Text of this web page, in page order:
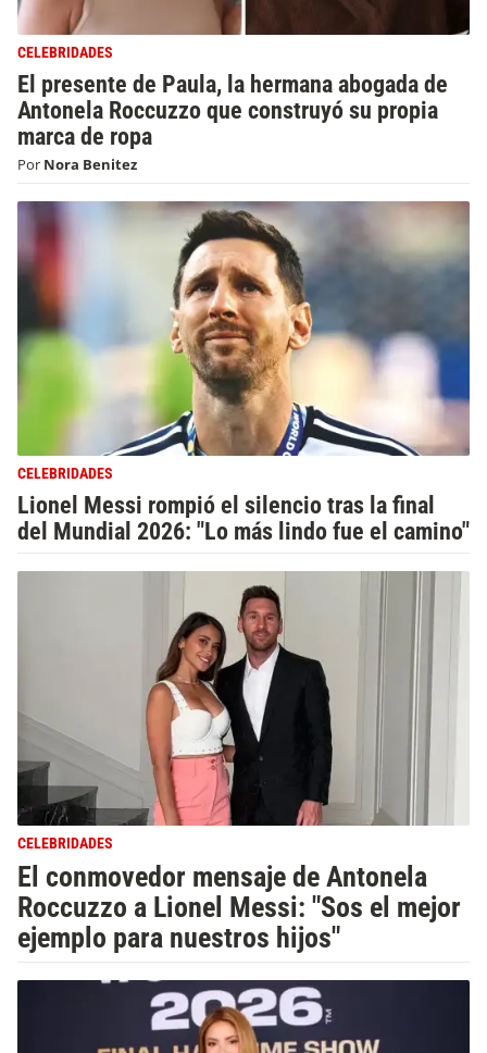
CELEBRIDADES
El presente de Paula, la hermana abogada de
Antonela Roccuzzo que construyó su propia
marca de ropa
Por Nora Benitez
CELEBRIDADES
Lionel Messi rompió el silencio tras la final
del Mundial 2026: "Lo más lindo fue el camino"
CELEBRIDADES
El conmovedor mensaje de Antonela
Roccuzzo a Lionel Messi: "Sos el mejor
ejemplo para nuestros hijos"